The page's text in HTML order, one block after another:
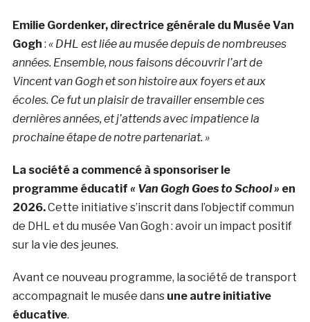
Emilie Gordenker, directrice générale du Musée Van
Gogh : « DHL est liée au musée depuis de nombreuses
années. Ensemble, nous faisons découvrir l’art de
Vincent van Gogh et son histoire aux foyers et aux
écoles. Ce fut un plaisir de travailler ensemble ces
dernières années, et j’attends avec impatience la
prochaine étape de notre partenariat. »
La société a commencé à sponsoriser le
programme éducatif « Van Gogh Goes to School » en
2026.Cette initiative s’inscrit dans l’objectif commun
de DHL et du musée Van Gogh : avoir un impact positif
sur la vie des jeunes.
Avant ce nouveau programme, la société de transport
accompagnait le musée dans une autre initiative
éducative.